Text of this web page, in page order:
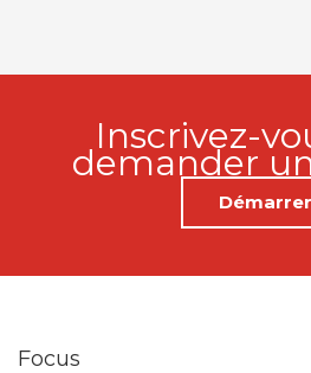
Inscrivez-
demander
Démarrer
Focus